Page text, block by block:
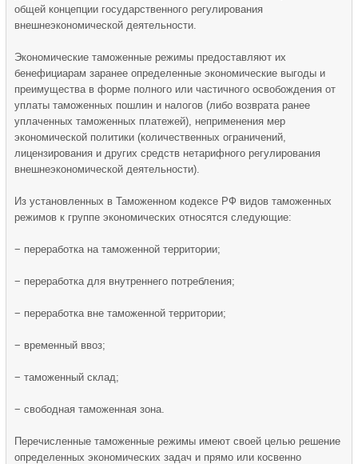
общей концепции государственного регулирования
внешнеэкономической деятельности.
Экономические таможенные режимы предоставляют их
бенефициарам заранее определенные экономические выгоды и
преимущества в форме полного или частичного освобождения от
уплаты таможенных пошлин и налогов (либо возврата ранее
уплаченных таможенных платежей), неприменения мер
экономической политики (количественных ограничений,
лицензирования и других средств нетарифного регулирования
внешнеэкономической деятельности).
Из установленных в Таможенном кодексе РФ видов таможенных
режимов к группе экономических относятся следующие:
− переработка на таможенной территории;
− переработка для внутреннего потребления;
− переработка вне таможенной территории;
− временный ввоз;
− таможенный склад;
− свободная таможенная зона.
Перечисленные таможенные режимы имеют своей целью решение
определенных экономических задач и прямо или косвенно